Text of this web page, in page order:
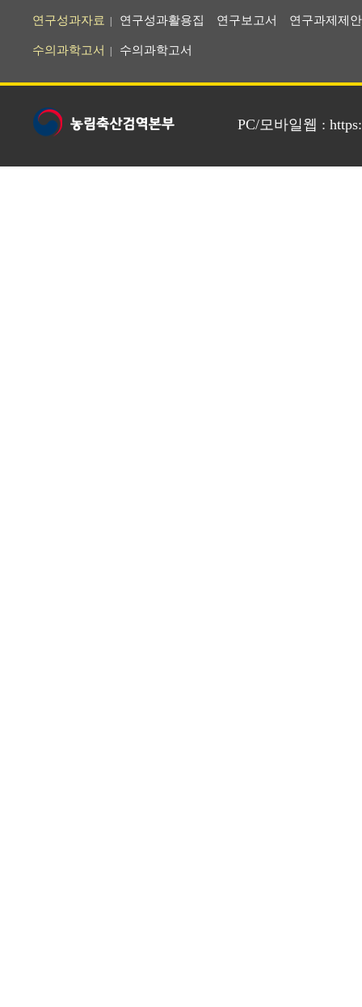
연구성과자료 연구성과활용집 연구보고서 연구과제제
수의과학고서 수의과학고서
PC/모바일웹 :